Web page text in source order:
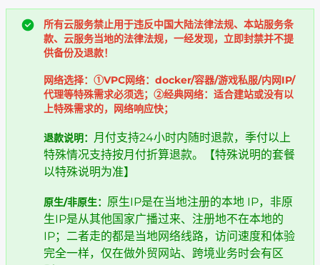
所有云服务禁止用于违反中国大陆法律法规、本站服务条
款、云服务当地的法律法规，一经发现，立即封禁并不提
供备份及退款！
网络选择：①VPC网络：docker/容器/游戏私服/内网IP/
代理等特殊需求必须选；②经典网络：适合建站或没有以
上特殊需求的，网络响应快；
退款说明： 月付支持24小时内随时退款，季付以上
特殊情况支持按月付折算退款。【特殊说明的套餐
以特殊说明为准】
原生/非原生： 原生IP是在当地注册的本地 IP，非原
生IP是从其他国家广播过来、注册地不在本地的
IP；二者走的都是当地网络线路，访问速度和体验
完全一样，仅在做外贸网站、跨境业务时会有区